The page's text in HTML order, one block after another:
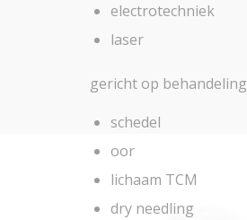
electrotechniek
laser
gericht op
schedel
oor
lichaam TCM
dry needling